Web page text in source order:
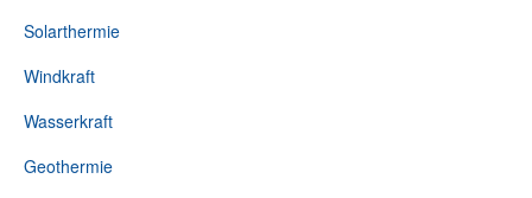
Solarthermie
Windkraft
Wasserkraft
Geothermie